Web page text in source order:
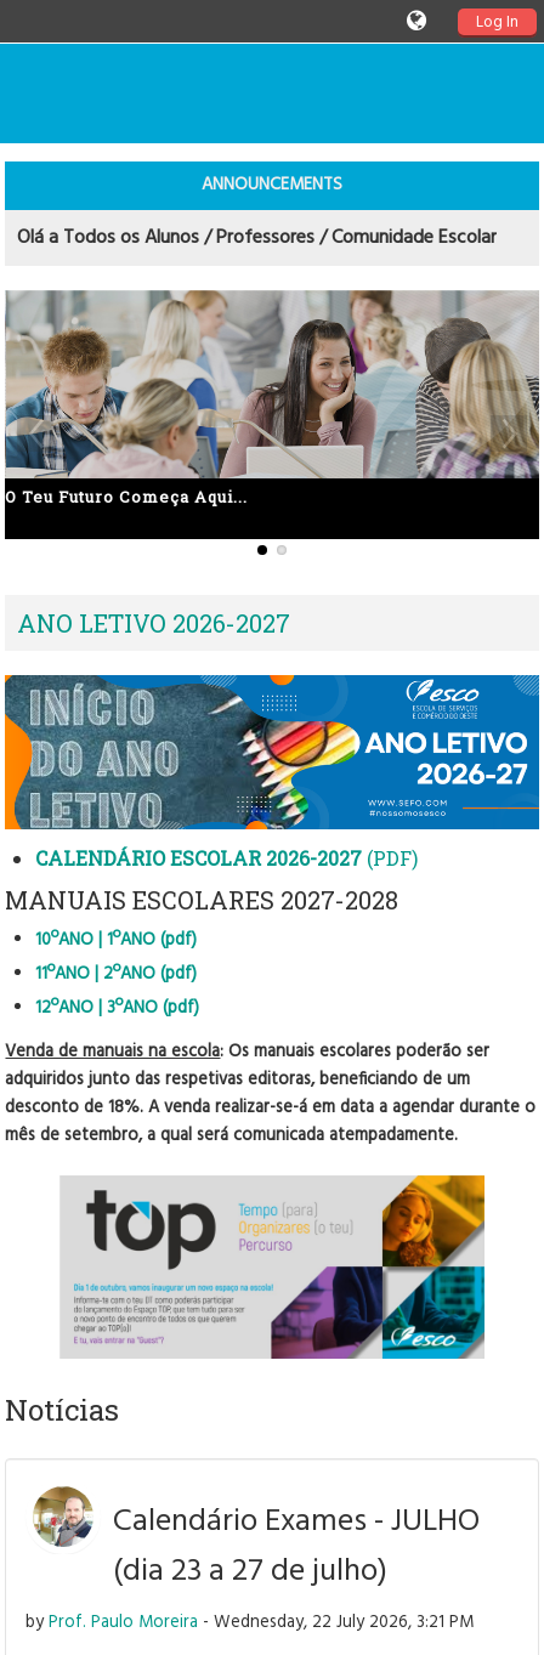
Log In
ANNOUNCEMENTS
Olá a Todos os Alunos / Professores / Comunidade Escolar
O Teu Futuro Começa Aqui...
ANO LETIVO 2026-2027
CALENDÁRIO ESCOLAR 2026-2027 (PDF)
MANUAIS ESCOLARES 2027-2028
10ºANO | 1ºANO (pdf)
11ºANO | 2ºANO (pdf)
12ºANO | 3ºANO (pdf)
Venda de manuais na escola: Os manuais escolares poderão ser
adquiridos junto das respetivas editoras, beneficiando de um
desconto de 18%. A venda realizar-se-á em data a agendar durante o
mês de setembro, a qual será comunicada atempadamente.
Notícias
Calendário Exames - JULHO
(dia 23 a 27 de julho)
byProf. Paulo Moreira - Wednesday, 22 July 2026, 3:21 PM